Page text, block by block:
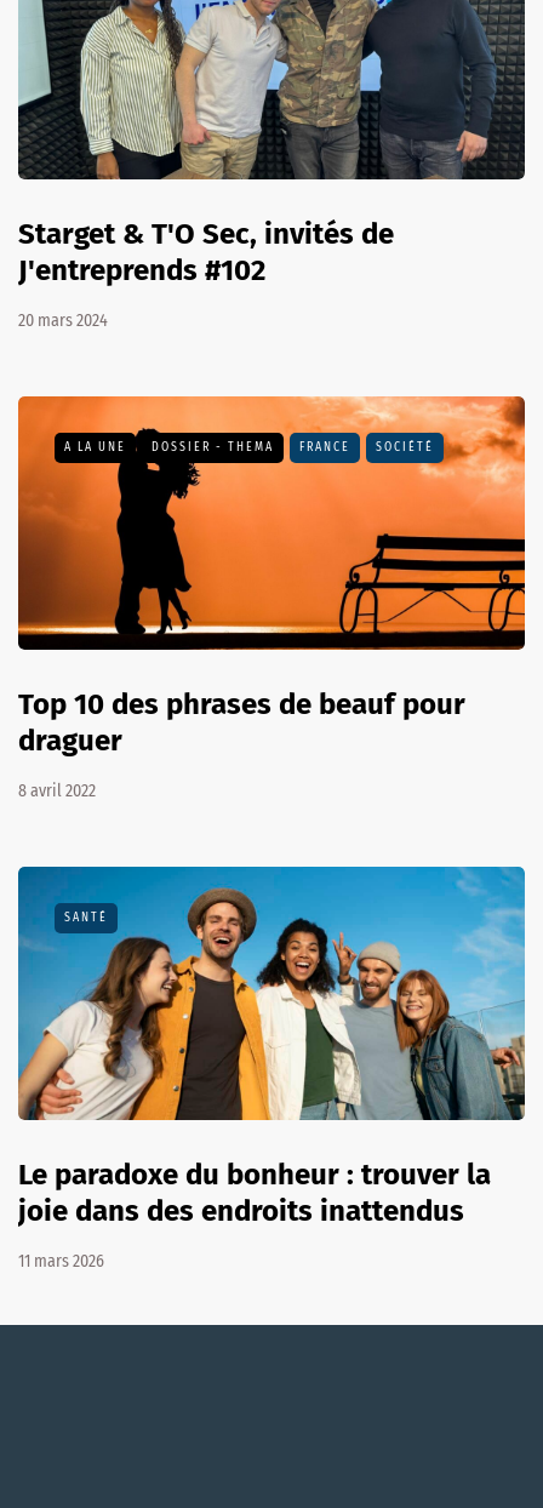
Starget & T'O Sec, invités de
J'entreprends #102
20 mars 2024
A LA UNE DOSSIER - THEMA FRANCE SOCIÉTÉ
Top 10 des phrases de beauf pour
draguer
8 avril 2022
SANTÉ
Le paradoxe du bonheur : trouver la
joie dans des endroits inattendus
11 mars 2026